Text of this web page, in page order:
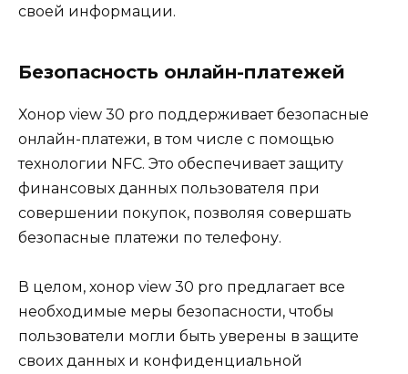
своей информации.
Безопасность онлайн-платежей
Хонор view 30 pro поддерживает безопасные
онлайн-платежи, в том числе с помощью
технологии NFC. Это обеспечивает защиту
финансовых данных пользователя при
совершении покупок, позволяя совершать
безопасные платежи по телефону.
В целом, хонор view 30 pro предлагает все
необходимые меры безопасности, чтобы
пользователи могли быть уверены в защите
своих данных и конфиденциальной